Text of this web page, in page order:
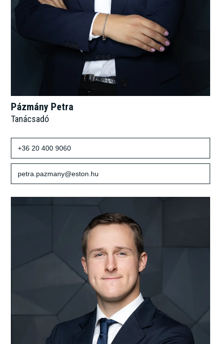
Pázmány Petra
Tanácsadó
+36 20 400 9060
petra.pazmany@eston.hu